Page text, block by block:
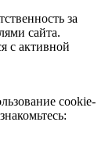
за
сайта.
с активной
cookie-